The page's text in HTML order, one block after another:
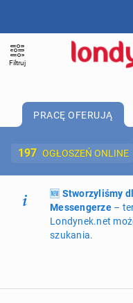
Filtruj
PRACĘ OFERUJĄ
197 OGŁOSZEŃ ONLINE
Dodaj
🆕 Stworzyliśmy
Messengerze–
Londynek.net
szukania.